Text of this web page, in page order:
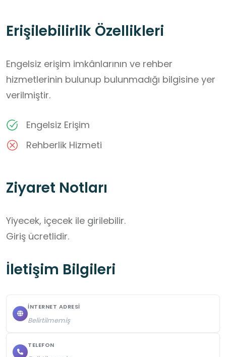
Erişilebilirlik Özellikleri
Engelsiz erişim imkânlarının ve rehber
hizmetlerinin bulunup bulunmadığı bilgisine yer
verilmiştir.
Engelsiz Erişim
Rehberlik Hizmeti
Ziyaret Notları
Yiyecek, içecek ile girilebilir.
Giriş ücretlidir.
İletişim Bilgileri
İNTERNET ADRESI
Belirtilmemiş
TELEFON